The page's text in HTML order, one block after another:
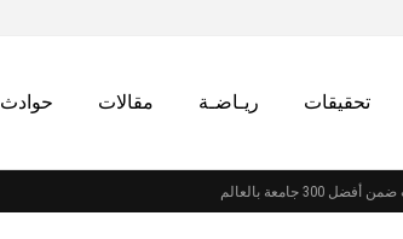
تحقيقات ريـاضـة مقالات حوادث